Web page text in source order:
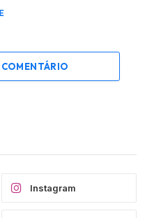
Instagram